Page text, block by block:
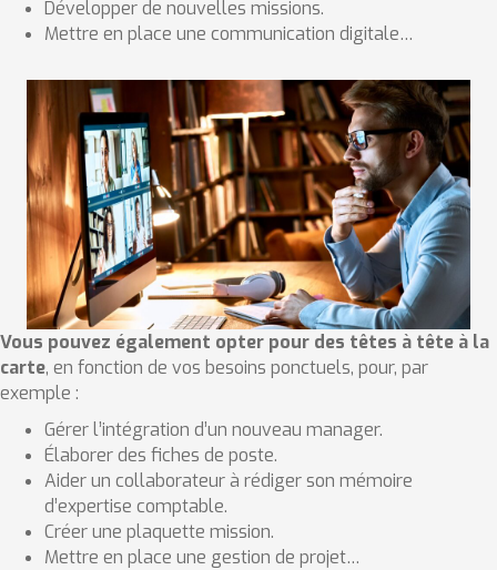
Développer de nouvelles missions.
Mettre en place une communication digitale…
Vous pouvez également opter pour des têtes à tête à la
carte, en fonction de vos besoins ponctuels, pour, par
exemple :
Gérer l’intégration d’un nouveau manager.
Élaborer des fiches de poste.
Aider un collaborateur à rédiger son mémoire
d’expertise comptable.
Créer une plaquette mission.
Mettre en place une gestion de projet…